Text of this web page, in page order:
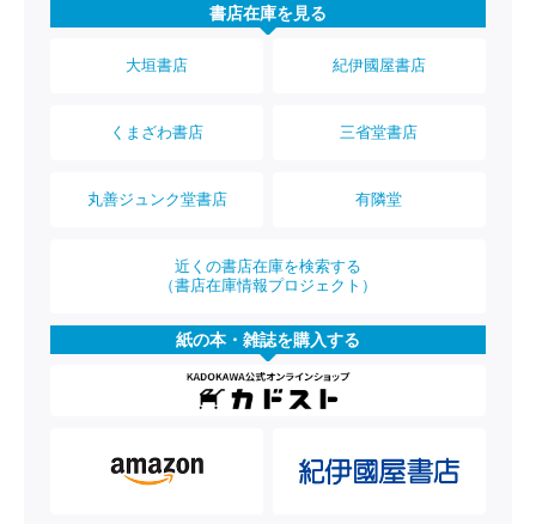
書店在庫を見る
大垣書店 紀伊國屋書店
くまざわ書店 三省堂書店
丸善ジュンク堂書店 有隣堂
近くの書店在庫を検索する
（書店在庫情報プロジェクト）
紙の本・雑誌を購入する